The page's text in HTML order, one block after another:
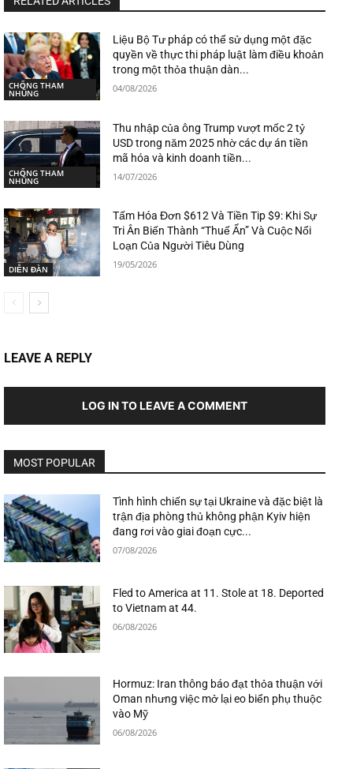
CHỐNG THAM
NHŨNG
Liệu Bộ Tư pháp có thể sử dụng một đặc
quyền về thực thi pháp luật làm điều khoản
trong một thỏa thuận dàn...
04/08/2026
CHỐNG THAM
NHŨNG
Thu nhập của ông Trump vượt mốc 2 tỷ
USD trong năm 2025 nhờ các dự án tiền
mã hóa và kinh doanh tiền...
14/07/2026
DIỄN ĐÀN
Tấm Hóa Đơn $612 Và Tiền Tip $9: Khi Sự
Tri Ân Biến Thành “Thuế Ẩn” Và Cuộc Nổi
Loạn Của Người Tiêu Dùng
19/05/2026
LEAVE A REPLY
LOG IN TO LEAVE A COMMENT
MOST POPULAR
Tình hình chiến sự tại Ukraine và đặc biệt là
trận địa phòng thủ không phận Kyiv hiện
đang rơi vào giai đoạn cực...
07/08/2026
Fled to America at 11. Stole at 18. Deported
to Vietnam at 44.
06/08/2026
Hormuz: Iran thông báo đạt thỏa thuận với
Oman nhưng việc mở lại eo biển phụ thuộc
vào Mỹ
06/08/2026